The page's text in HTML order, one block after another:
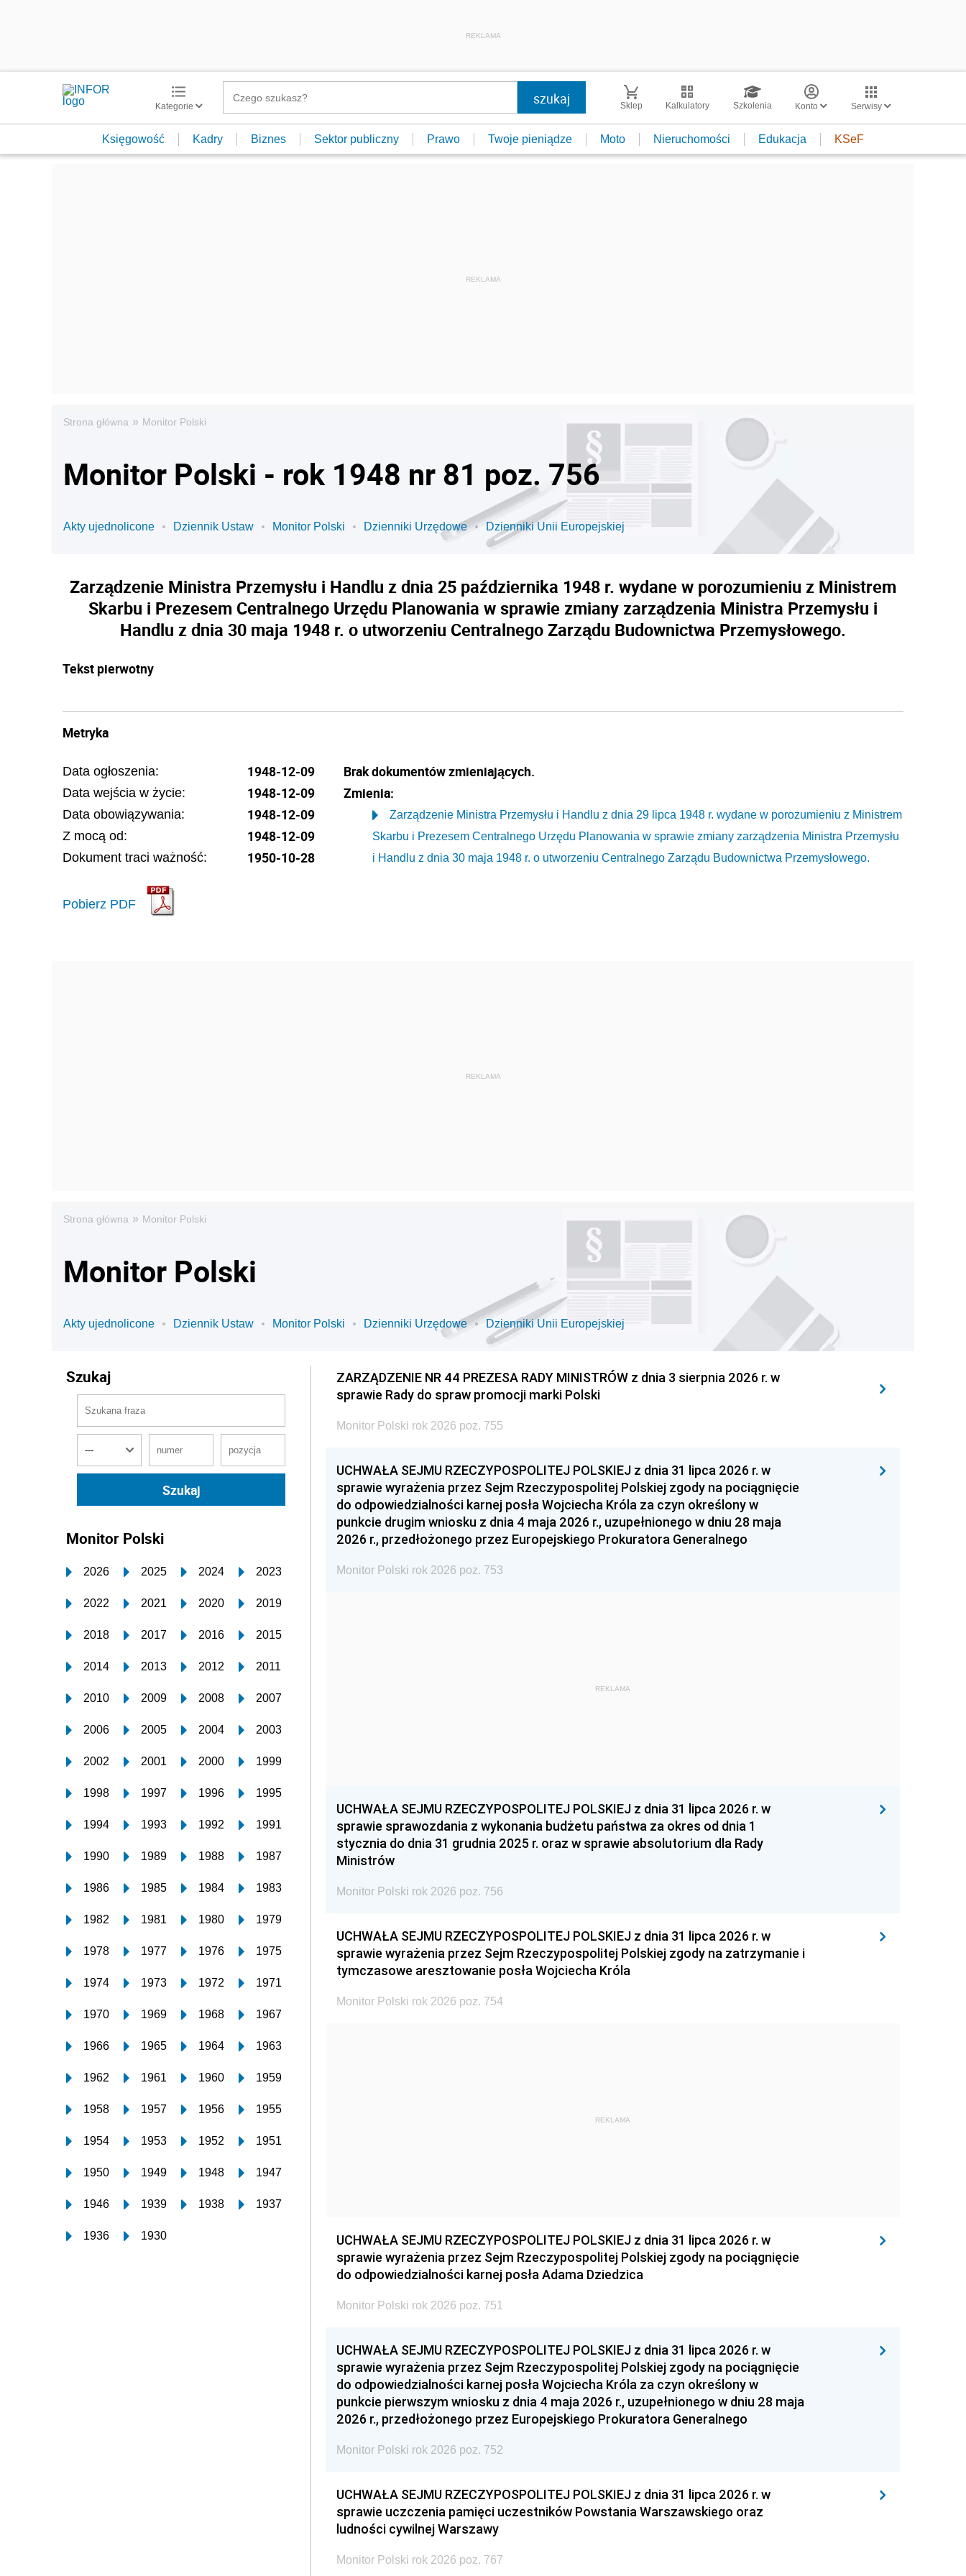
REKLAMA
Kategorie Sklep Kalkulatory Szkolenia Konto Serwisy
Księgowość Kadry Biznes Sektor publiczny Prawo Twoje pieniądze Moto Nieruchomości Edukacja KSeF
Strona główna » Monitor Polski
Monitor Polski - rok 1948 nr 81 poz. 756
Akty ujednolicone Dziennik Ustaw Monitor Polski Dzienniki Urzędowe Dzienniki Unii Europejskiej
Zarządzenie Ministra Przemysłu i Handlu z dnia 25 października 1948 r. wydane w porozumieniu z Ministrem
Skarbu i Prezesem Centralnego Urzędu Planowania w sprawie zmiany zarządzenia Ministra Przemysłu i
Handlu z dnia 30 maja 1948 r. o utworzeniu Centralnego Zarządu Budownictwa Przemysłowego.
Tekst pierwotny
Metryka
Data ogłoszenia: 1948-12-09
Data wejścia w życie: 1948-12-09
Data obowiązywania: 1948-12-09
Z mocą od: 1948-12-09
Dokument traci ważność: 1950-10-28
Pobierz PDF
Brak dokumentów zmieniających.
Zmienia:
Zarządzenie Ministra Przemysłu i Handlu z dnia 29 lipca 1948 r. wydane w porozumieniu z Ministrem
Skarbu i Prezesem Centralnego Urzędu Planowania w sprawie zmiany zarządzenia Ministra Przemysłu
i Handlu z dnia 30 maja 1948 r. o utworzeniu Centralnego Zarządu Budownictwa Przemysłowego.
Strona główna » Monitor Polski
Monitor Polski
Akty ujednolicone Dziennik Ustaw Monitor Polski Dzienniki Urzędowe Dzienniki Unii Europejskiej
Szukaj
Monitor Polski
2026 2025 2024 2023
2022 2021 2020 2019
2018 2017 2016 2015
2014 2013 2012 2011
2010 2009 2008 2007
2006 2005 2004 2003
2002 2001 2000 1999
1998 1997 1996 1995
1994 1993 1992 1991
1990 1989 1988 1987
1986 1985 1984 1983
1982 1981 1980 1979
1978 1977 1976 1975
1974 1973 1972 1971
1970 1969 1968 1967
1966 1965 1964 1963
1962 1961 1960 1959
1958 1957 1956 1955
1954 1953 1952 1951
1950 1949 1948 1947
1946 1939 1938 1937
1936 1930
ZARZĄDZENIE NR 44 PREZESA RADY MINISTRÓW z dnia 3 sierpnia 2026 r. w
sprawie Rady do spraw promocji marki Polski
Monitor Polski rok 2026 poz. 755
UCHWAŁA SEJMU RZECZYPOSPOLITEJ POLSKIEJ z dnia 31 lipca 2026 r. w
sprawie wyrażenia przez Sejm Rzeczypospolitej Polskiej zgody na pociągnięcie
do odpowiedzialności karnej posła Wojciecha Króla za czyn określony w
punkcie drugim wniosku z dnia 4 maja 2026 r., uzupełnionego w dniu 28 maja
2026 r., przedłożonego przez Europejskiego Prokuratora Generalnego
Monitor Polski rok 2026 poz. 753
REKLAMA
UCHWAŁA SEJMU RZECZYPOSPOLITEJ POLSKIEJ z dnia 31 lipca 2026 r. w
sprawie sprawozdania z wykonania budżetu państwa za okres od dnia 1
stycznia do dnia 31 grudnia 2025 r. oraz w sprawie absolutorium dla Rady
Ministrów
Monitor Polski rok 2026 poz. 756
UCHWAŁA SEJMU RZECZYPOSPOLITEJ POLSKIEJ z dnia 31 lipca 2026 r. w
sprawie wyrażenia przez Sejm Rzeczypospolitej Polskiej zgody na zatrzymanie i
tymczasowe aresztowanie posła Wojciecha Króla
Monitor Polski rok 2026 poz. 754
REKLAMA
UCHWAŁA SEJMU RZECZYPOSPOLITEJ POLSKIEJ z dnia 31 lipca 2026 r. w
sprawie wyrażenia przez Sejm Rzeczypospolitej Polskiej zgody na pociągnięcie
do odpowiedzialności karnej posła Adama Dziedzica
Monitor Polski rok 2026 poz. 751
UCHWAŁA SEJMU RZECZYPOSPOLITEJ POLSKIEJ z dnia 31 lipca 2026 r. w
sprawie wyrażenia przez Sejm Rzeczypospolitej Polskiej zgody na pociągnięcie
do odpowiedzialności karnej posła Wojciecha Króla za czyn określony w
punkcie pierwszym wniosku z dnia 4 maja 2026 r., uzupełnionego w dniu 28 maja
2026 r., przedłożonego przez Europejskiego Prokuratora Generalnego
Monitor Polski rok 2026 poz. 752
UCHWAŁA SEJMU RZECZYPOSPOLITEJ POLSKIEJ z dnia 31 lipca 2026 r. w
sprawie uczczenia pamięci uczestników Powstania Warszawskiego oraz
ludności cywilnej Warszawy
Monitor Polski rok 2026 poz. 767